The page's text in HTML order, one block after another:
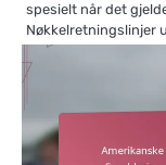
spesielt når det
Nøkkelretningslinjer